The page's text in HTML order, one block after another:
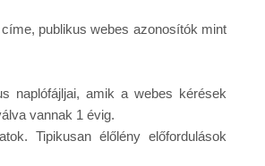
publikus webes azonosítók mint
naplófájljai, amik a webes kérések
vannak 1 évig.
Tipikusan élőlény előfordulások